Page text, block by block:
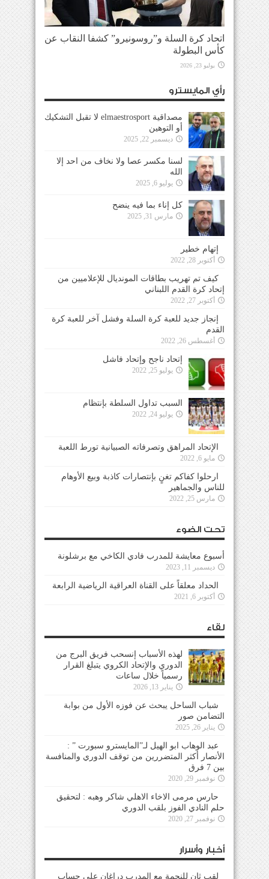
اتحاد كرة السلة و”روسونيرو” كشفا النقاب عن
كأس البطولة
يوليو 23, 2026
رأي المايسترو
مصداقية elmaestrosport لا تقبل التشكيك
أو التوهين
ديسمبر 22, 2025
لسنا مكسر عصا ولا نخاف من احد إلا
الله
يوليو 6, 2025
كل إناء بما فيه ينضح
مارس 31, 2025
إتهام خطير
أكتوبر 28, 2022
كيف تم تهريب بطاقات المونديال للإعلاميين من
إتحاد كرة القدم اللبناني
أكتوبر 27, 2022
إنجاز جديد للعبة كرة السلة وفشل آخر للعبة كرة
القدم
أغسطس 26, 2022
إتحاد ناجح وإتحاد فاشل
يوليو 25, 2022
السبب تداول السلطة بإنتظام
يوليو 24, 2022
الإتحاد المراهق وتصرفاته الصبيانية تورط اللعبة
مايو 6, 2022
ارحلوا كفاكم تغنٍ بإنتصارات كاذبة وبيع الأوهام
للناس والجماهير
مارس 25, 2022
تحت الضوء
أسبوع معايشة للمدرب فادي الكاخي مع برشلونة
ديسمبر 11, 2023
الحداد معلقاً على القناة العراقية الرياضية الرابعة
أكتوبر 6, 2021
لقاء
لهذه الأسباب إنسحب فريق البرج من
الدوري والإتحاد الكروي يتبلغ القرار
رسمياً خلال ساعات
يناير 13, 2026
شباب الساحل يبحث عن فوزه الأول من بوابة
التضامن صور
يناير 26, 2025
عبد الوهاب ابو الهيل لـ”المايسترو سبورت ” :
الأنصار أكثر المتضررين من توقف الدوري والمنافسة
بين 7 فرق
نوفمبر 29, 2020
حارس مرمى الاخاء الاهلي شاكر وهبه : لتحقيق
حلم النادي الفوز بلقب الدوري
نوفمبر 27, 2020
أخبار وأسرار
لقب ثانٍ للنجمة مع المدرب دراغان على حساب